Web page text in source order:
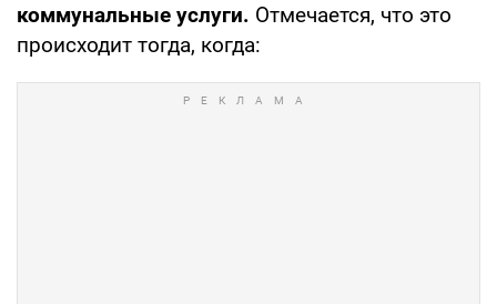
коммунальные услуги. Отмечается, что это
происходит тогда, когда: